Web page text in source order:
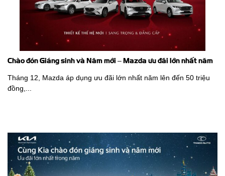
Chào đón Giáng sinh và Năm mới – Mazda ưu đãi lớn nhất năm
Tháng 12, Mazda áp dụng ưu đãi lớn nhất năm lên đến 50 triệu
đồng,...